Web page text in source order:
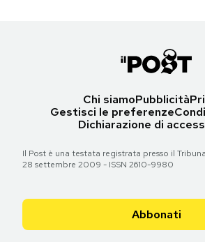
Chi siamoPubblicità
Gestisci le preferenze
Dichiarazione di
Il Post è una testata registrata presso il
28 settembre 2009 - ISSN 2610-9980
Abbonati